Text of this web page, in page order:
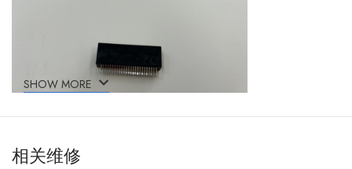
SHOW MORE
相关维修